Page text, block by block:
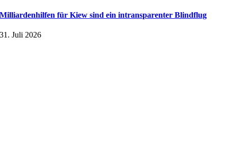
Milliardenhilfen für Kiew sind ein intransparenter Blindflug
31. Juli 2026